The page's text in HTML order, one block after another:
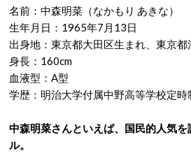
名前：中森明菜（なかもり あきな）
生年月日：1965年7月13日
出身地：東京都大田区生まれ、東京都
身長：160cm
血液型：A型
学歴：明治大学付属中野高等学校定時
中森明菜さんといえば、国民的人気
ル。